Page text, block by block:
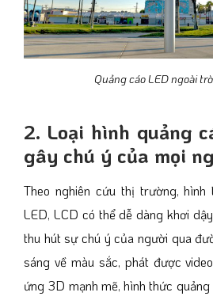
Quảng cáo LED ngoài
2. Loại hình quảng
gây chú ý của mọi
Theo nghiên cứu thị trường,
LED, LCD có thể dễ dàng khơi
thu hút sự chú ý của người qua
sáng về màu sắc, phát được
ứng 3D mạnh mẽ, hình thức